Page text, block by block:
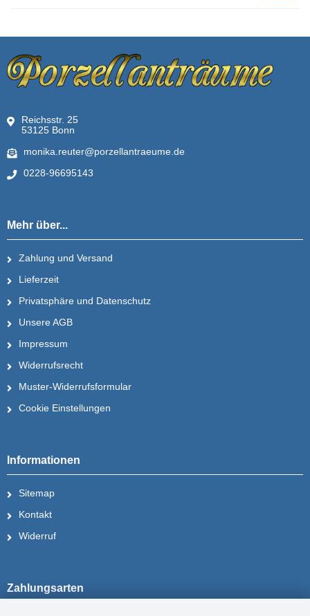
Reichsstr. 25
53125 Bonn
monika.reuter@porzellantraeume.de
0228-96695143
Mehr über...
Zahlung und Versand
Lieferzeit
Privatsphäre und Datenschutz
Unsere AGB
Impressum
Widerrufsrecht
Muster-Widerrufsformular
Cookie Einstellungen
Informationen
Sitemap
Kontakt
Widerruf
Zahlungsarten